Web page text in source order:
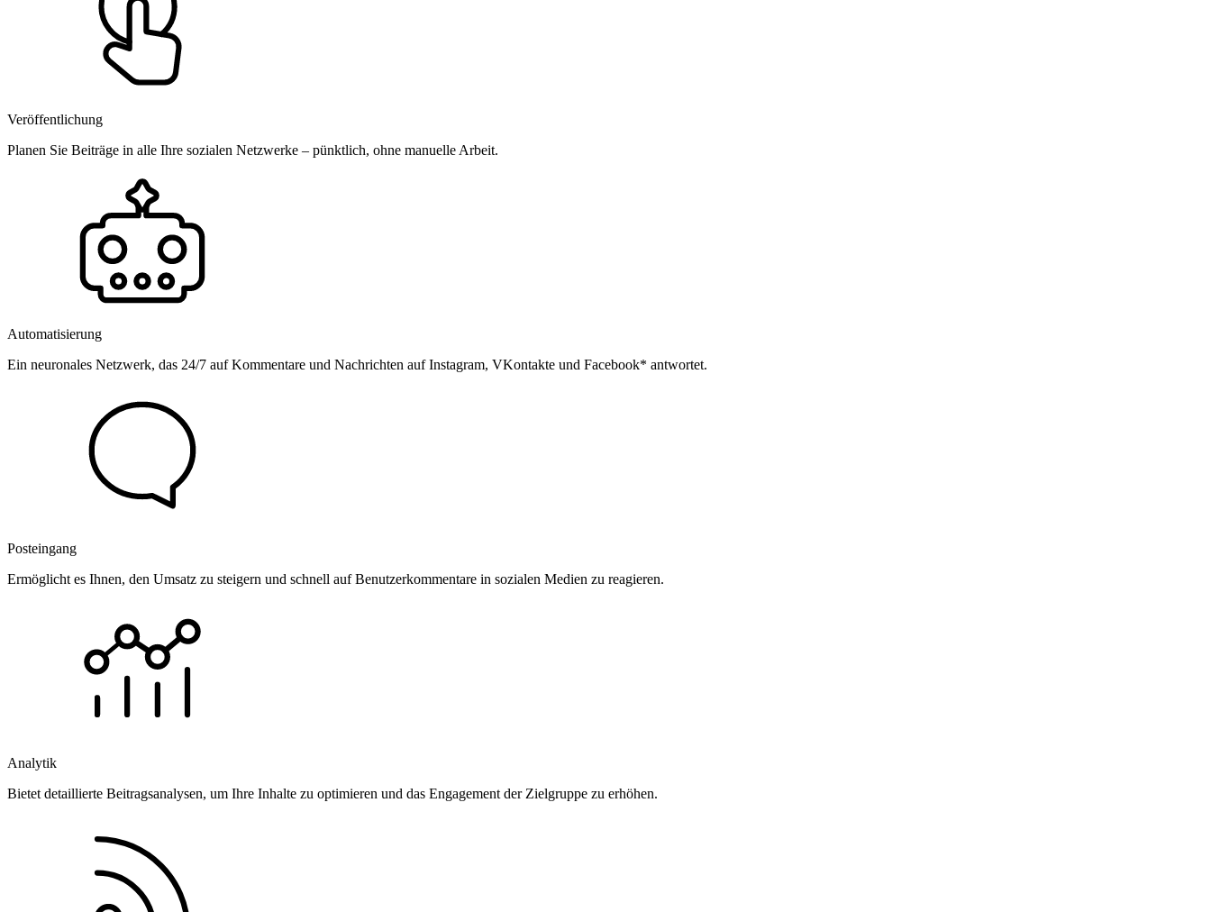
Veröffentlichung
Planen Sie Beiträge in alle Ihre sozialen Netzwerke – pünktlich, ohne manuelle Arbeit.
Automatisierung
Ein neuronales Netzwerk, das 24/7 auf Kommentare und Nachrichten auf Instagram, VKontakte und Facebook* antwortet.
Posteingang
Ermöglicht es Ihnen, den Umsatz zu steigern und schnell auf Benutzerkommentare in sozialen Medien zu reagieren.
Analytik
Bietet detaillierte Beitragsanalysen, um Ihre Inhalte zu optimieren und das Engagement der Zielgruppe zu erhöhen.